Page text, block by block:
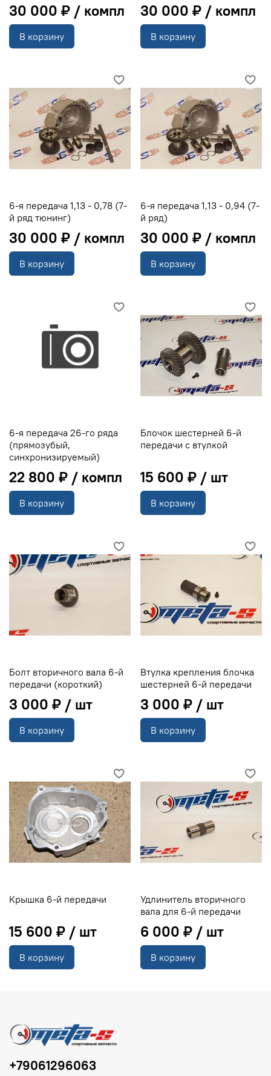
30 000 ₽
В корзину
30 000 ₽
В корзину
6-я передача 1,13 - 0,78 (7-
й ряд тюнинг)
30 000 ₽
В корзину
6-я передача 1,13 - 0,94 (7-
й ряд)
30 000 ₽
В корзину
6-я передача 26-го ряда
(прямозубый,
синхронизируемый)
22 800 ₽
В корзину
Блочок шестерней 6-й
передачи с втулкой
15 600 ₽
В корзину
Болт вторичного вала 6-й
передачи (короткий)
3 000 ₽
В корзину
Втулка крепления блочка
шестерней 6-й передачи
3 000 ₽
В корзину
Крышка 6-й передачи
15 600 ₽
В корзину
Удлинитель вторичного
вала для 6-й передачи
6 000 ₽
В корзину
+79061296063